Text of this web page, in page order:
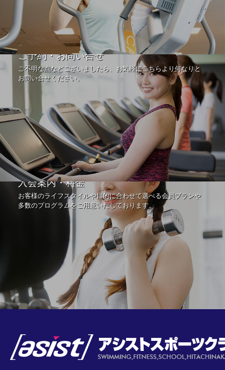
ご予約・お問い合せ
ご不明な点などございましたら、お気軽にこちらより何なりと
お問い合せください。
入会案内・料金
お客様のライフスタイルや目的に合わせて選べる会員プランや
多数のプログラムをご用意いたしております。